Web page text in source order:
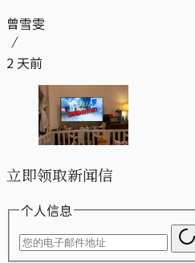
曾雪雯
2 天前
立即领取新闻信
个人信息